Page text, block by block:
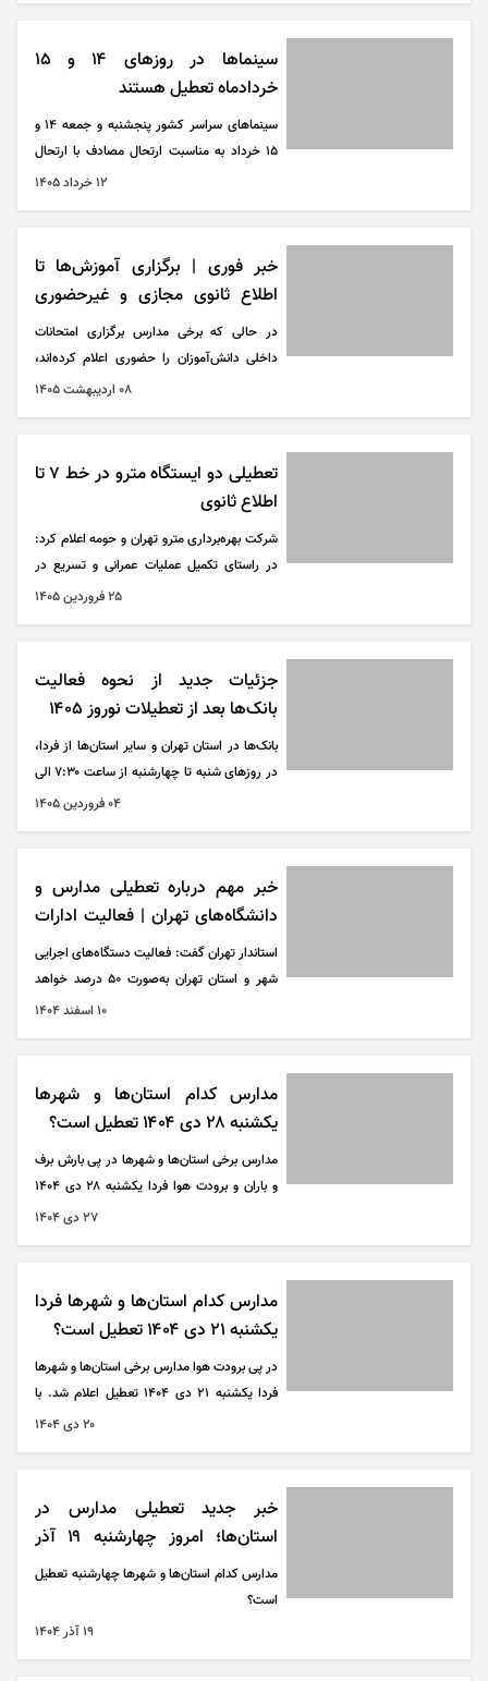
سینما‌ها در روزهای ۱۴ و ۱۵
خردادماه تعطیل هستند
سینما‌های سراسر کشور پنجشنبه و جمعه ۱۴ و
۱۵ خرداد به مناسبت ارتحال مصادف با ارتحال
امام خمینی (ره) از صبح تعطیل هستند.
۱۲ خرداد ۱۴۰۵
خبر فوری | برگزاری آموزش‌ها تا
اطلاع ثانوی مجازی و غیرحضوری
است
در حالی که برخی مدارس برگزاری امتحانات
داخلی دانش‌آموزان را حضوری اعلام کرده‌اند،
آموزش‌وپرورش می‌گوید هنوز هیچ برنامه‌ای برای
۰۸ ارديبهشت ۱۴۰۵
تعطیلی دو ایستگاه مترو در خط ۷ تا
اطلاع ثانوی
شرکت بهره‌برداری مترو تهران و حومه اعلام کرد:
در راستای تکمیل عملیات عمرانی و تسریع در
بهره‌برداری از ایستگاه ورزشگاه تختی،
فروردین‌ماه ۱۴۰۵ تا اطلاع ثانوی به‌صورت موقت
متوقف خواهد شد.
۲۵ فروردين ۱۴۰۵
جزئیات جدید از نحوه فعالیت
بانک‌ها بعد از تعطیلات نوروز ۱۴۰۵
بانک‌ها در استان تهران و سایر استان‌ها از فردا،
در روز‌های شنبه تا چهارشنبه از ساعت ۷:۳۰ الی
۱۳:۳۰ و در روز‌های پنجشنبه از ساعت ۷:۳۰ الی
۰۴ فروردين ۱۴۰۵
خبر مهم درباره تعطیلی مدارس و
دانشگاه‌های تهران | فعالیت ادارات
با ۵۰ درصد نیرو
استاندار تهران گفت: فعالیت دستگاه‌های اجرایی
شهر و استان تهران به‌صورت ٥٠ درصد خواهد
۱۰ اسفند ۱۴۰۴
مدارس کدام استان‌ها و شهر‌ها
یکشنبه ۲۸ دی ۱۴۰۴ تعطیل است؟
مدارس برخی استان‌ها و شهر‌ها در پی بارش برف
و باران و برودت هوا فردا یکشنبه ۲۸ دی ۱۴۰۴
۲۷ دی ۱۴۰۴
مدارس کدام استان‌ها و شهر‌ها فردا
یکشنبه ۲۱ دی ‍۱۴۰۴ تعطیل است؟
در پی برودت هوا مدارس برخی استان‌ها و شهر‌ها
فردا یکشنبه ۲۱ دی ۱۴۰۴ تعطیل اعلام شد. با
توجه به پیش بینی هواشناسی مبنی بر برودت هوا
دیگر استان‌ها و شهر‌ها نیز وجود دارد.
۲۰ دی ۱۴۰۴
خبر جدید تعطیلی مدارس در
استان‌ها؛ امروز چهارشنبه ۱۹ آذر
۱۴۰۴
مدارس کدام استان‌ها و شهر‌ها چهارشنبه تعطیل
است؟
۱۹ آذر ۱۴۰۴